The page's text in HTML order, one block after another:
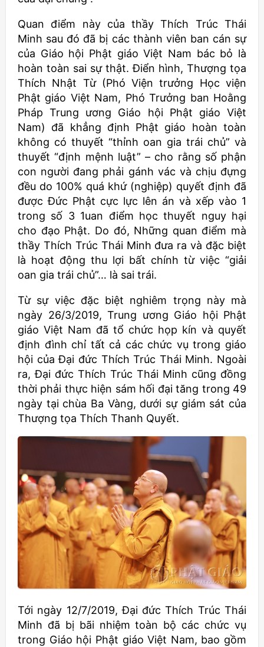
Quan điểm này của thầy Thích Trúc Thái
Minh sau đó đã bị các thành viên ban cán sự
của Giáo hội Phật giáo Việt Nam bác bỏ là
hoàn toàn sai sự thật. Điển hình, Thượng tọa
Thích Nhật Từ (Phó Viện trưởng Học viện
Phật giáo Việt Nam, Phó Trưởng ban Hoằng
Pháp Trung ương Giáo hội Phật giáo Việt
Nam) đã khẳng định Phật giáo hoàn toàn
không có thuyết “thỉnh oan gia trái chủ” và
thuyết “định mệnh luật” – cho rằng số phận
con người đang phải gánh vác và chịu đựng
đều do 100% quá khứ (nghiệp) quyết định đã
được Đức Phật cực lực lên án và xếp vào 1
trong số 3 1uan điểm học thuyết nguy hại
cho đạo Phật. Do đó, Những quan điểm mà
thầy Thích Trúc Thái Minh đưa ra và đặc biệt
là hoạt động thu lợi bất chính từ việc “giải
oan gia trái chủ”… là sai trái.
Từ sự việc đặc biệt nghiêm trọng này mà
ngày 26/3/2019, Trung ương Giáo hội Phật
giáo Việt Nam đã tổ chức họp kín và quyết
định đình chỉ tất cả các chức vụ trong giáo
hội của Đại đức Thích Trúc Thái Minh. Ngoài
ra, Đại đức Thích Trúc Thái Minh cũng đồng
thời phải thực hiện sám hối đại tăng trong 49
ngày tại chùa Ba Vàng, dưới sự giám sát của
Thượng tọa Thích Thanh Quyết.
Tới ngày 12/7/2019, Đại đức Thích Trúc Thái
Minh đã bị bãi nhiệm toàn bộ các chức vụ
trong Giáo hội Phật giáo Việt Nam, bao gồm